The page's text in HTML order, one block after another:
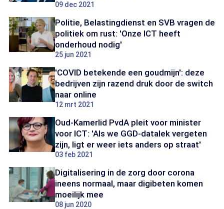
09 dec 2021
Politie, Belastingdienst en SVB vragen de
politiek om rust: 'Onze ICT heeft
onderhoud nodig'
25 jun 2021
'COVID betekende een goudmijn': deze
bedrijven zijn razend druk door de switch
naar online
12 mrt 2021
Oud-Kamerlid PvdA pleit voor minister
voor ICT: 'Als we GGD-datalek vergeten
zijn, ligt er weer iets anders op straat'
03 feb 2021
Digitalisering in de zorg door corona
ineens normaal, maar digibeten komen
moeilijk mee
08 jun 2020